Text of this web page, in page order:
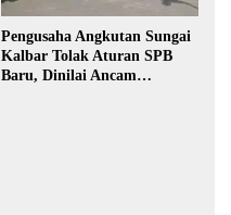
Pengusaha Angkutan Sungai
Kalbar Tolak Aturan SPB
Baru, Dinilai Ancam